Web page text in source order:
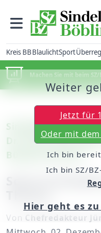
Kreis BBBlaulichtSport
Machen Sie mit beim
Sindelfingen:
Dr. Bernd
Bürgermeistern
Schul-
Von Chefredakteur
Weiter
Jetzt für
Oder mit
Ich bin
Ich bin SZ/
Hier geht es